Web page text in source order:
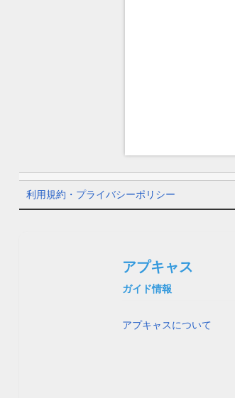
利用規約・プライバシーポリシー
アプキャス
ガイド情報
アプキャスについて